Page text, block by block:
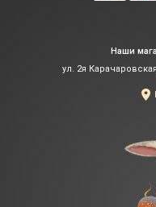
Наши
ул. 2я